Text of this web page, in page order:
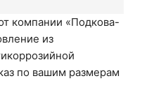
компании «Подкова-
из
по вашим размерам